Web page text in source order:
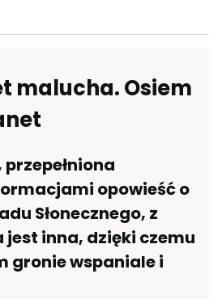
malucha. Osiem
opowieść o
Słonecznego, z
inna, dzięki czemu
gronie wspaniale i